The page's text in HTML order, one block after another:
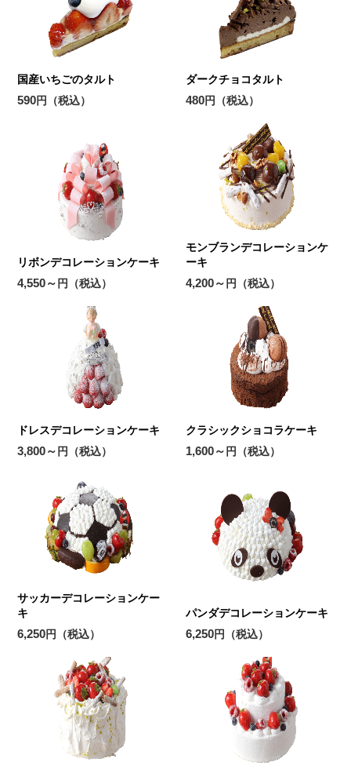
国産いちごのタルト
590円（税込）
ダークチョコタルト
480円（税込）
リボンデコレーションケーキ
4,550～ 円（税込）
モンブランデコレーションケ
ーキ
4,200～ 円（税込）
ドレスデコレーションケーキ
3,800～ 円（税込）
クラシックショコラケーキ
1,600～ 円（税込）
サッカーデコレーションケー
キ
6,250円（税込）
パンダデコレーションケーキ
6,250円（税込）